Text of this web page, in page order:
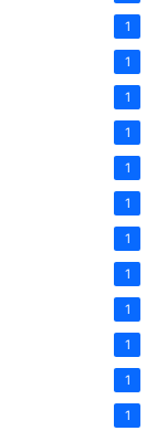
1
1
1
1
1
1
1
1
1
1
1
1